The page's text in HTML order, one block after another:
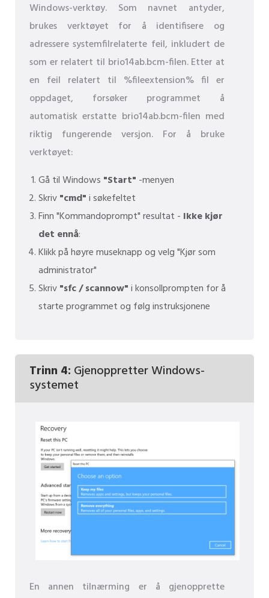
Windows-verktøy. Som navnet antyder,
brukes verktøyet for å identifisere og
adressere systemfilrelaterte feil, inkludert de
som er relatert til brio14ab.bcm-filen. Etter at
en feil relatert til %fileextension% fil er
oppdaget, forsøker programmet å
automatisk erstatte brio14ab.bcm-filen med
riktig fungerende versjon. For å bruke
verktøyet:
Gå til Windows "Start" -menyen
Skriv"cmd"i søkefeltet
Finn "Kommandoprompt" resultat - Ikke kjør
det ennå:
Klikk på høyre museknapp og velg "Kjør som
administrator"
Skriv"sfc / scannow"i konsollprompten for å
starte programmet og følg instruksjonene
Trinn 4: Gjenoppretter Windows-
systemet
En annen tilnærming er å gjenopprette